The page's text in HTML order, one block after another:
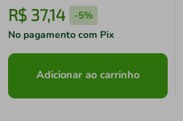
R$ 37,14 -5%
No pagamento com Pix
Adicionar ao carrinho